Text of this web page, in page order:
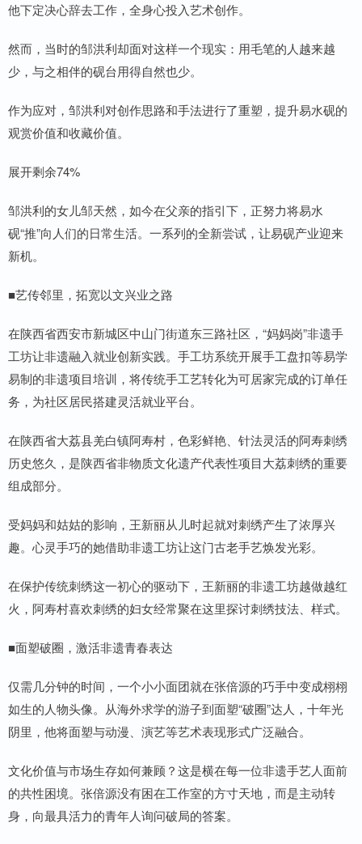
他下定决心辞去工作，全身心投入艺术创作。
然而，当时的邹洪利却面对这样一个现实：用毛笔的人越来越
少，与之相伴的砚台用得自然也少。
作为应对，邹洪利对创作思路和手法进行了重塑，提升易水砚的
观赏价值和收藏价值。
展开剩余74%
邹洪利的女儿邹天然，如今在父亲的指引下，正努力将易水
砚“推”向人们的日常生活。一系列的全新尝试，让易砚产业迎来
新机。
■艺传邻里，拓宽以文兴业之路
在陕西省西安市新城区中山门街道东三路社区，“妈妈岗”非遗手
工坊让非遗融入就业创新实践。手工坊系统开展手工盘扣等易学
易制的非遗项目培训，将传统手工艺转化为可居家完成的订单任
务，为社区居民搭建灵活就业平台。
在陕西省大荔县羌白镇阿寿村，色彩鲜艳、针法灵活的阿寿刺绣
历史悠久，是陕西省非物质文化遗产代表性项目大荔刺绣的重要
组成部分。
受妈妈和姑姑的影响，王新丽从儿时起就对刺绣产生了浓厚兴
趣。心灵手巧的她借助非遗工坊让这门古老手艺焕发光彩。
在保护传统刺绣这一初心的驱动下，王新丽的非遗工坊越做越红
火，阿寿村喜欢刺绣的妇女经常聚在这里探讨刺绣技法、样式。
■面塑破圈，激活非遗青春表达
仅需几分钟的时间，一个小小面团就在张倍源的巧手中变成栩栩
如生的人物头像。从海外求学的游子到面塑“破圈”达人，十年光
阴里，他将面塑与动漫、演艺等艺术表现形式广泛融合。
文化价值与市场生存如何兼顾？这是横在每一位非遗手艺人面前
的共性困境。张倍源没有困在工作室的方寸天地，而是主动转
身，向最具活力的青年人询问破局的答案。